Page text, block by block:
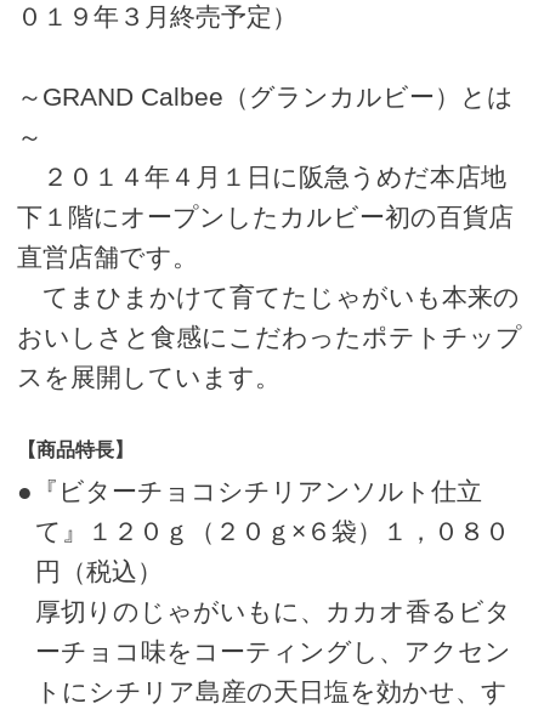
０１９年３月終売予定）
～GRAND Calbee（グランカルビー）とは
～
２０１４年４月１日に阪急うめだ本店地
下１階にオープンしたカルビー初の百貨店
直営店舗です。
てまひまかけて育てたじゃがいも本来の
おいしさと食感にこだわったポテトチップ
スを展開しています。
【商品特長】
●『ビターチョコシチリアンソルト仕立
て』１２０ｇ（２０ｇ×６袋）１，０８０
円（税込）
厚切りのじゃがいもに、カカオ香るビタ
ーチョコ味をコーティングし、アクセン
トにシチリア島産の天日塩を効かせ、す